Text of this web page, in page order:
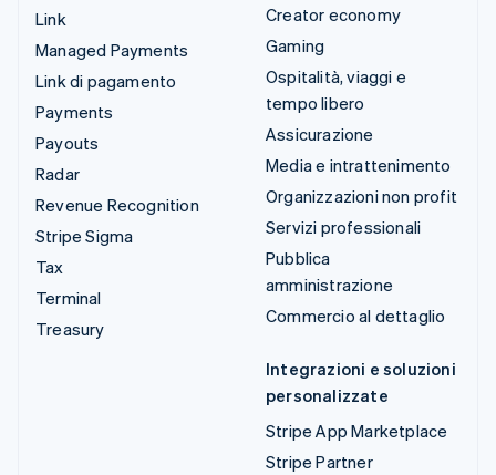
Link
Managed Payments
Link di pagamento
Payments
Payouts
Radar
Revenue Recognition
Stripe Sigma
Tax
Terminal
Treasury
Creator economy
Gaming
Ospitalità, viaggi e
tempo libero
Assicurazione
Media e intrattenimento
Organizzazioni non profit
Servizi professionali
Pubblica
amministrazione
Commercio al dettaglio
Integrazioni e soluzioni
personalizzate
Stripe App Marketplace
Stripe Partner